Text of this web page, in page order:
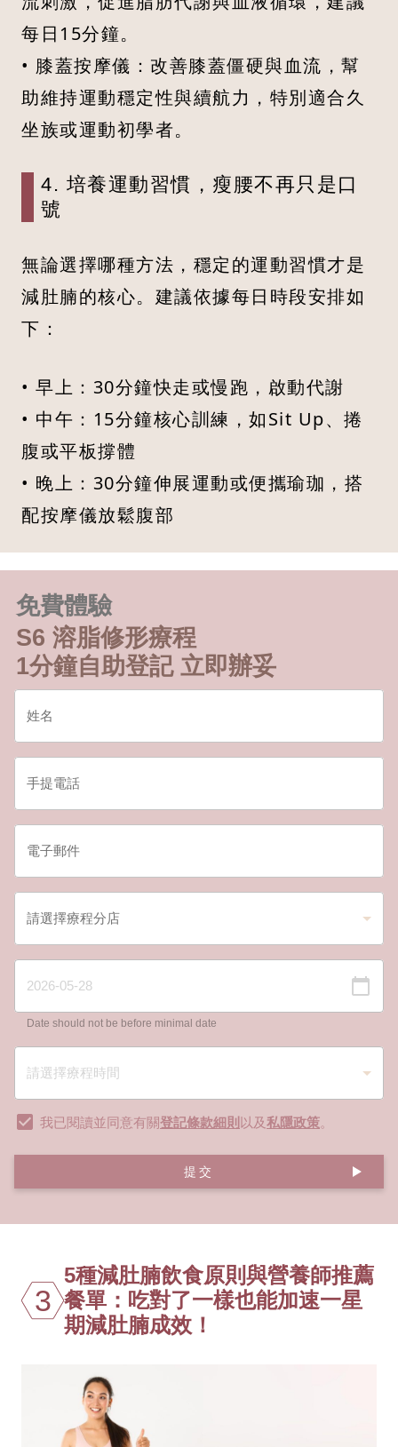
每日15分鐘。
• 膝蓋按摩儀：改善膝蓋僵硬與血流，幫
助維持運動穩定性與續航力，特別適合久
坐族或運動初學者。
4. 培養運動習慣，瘦腰不再只是口
號
無論選擇哪種方法，穩定的運動習慣才是
減肚腩的核心。建議依據每日時段安排如
下：
• 早上：30分鐘快走或慢跑，啟動代謝
• 中午：15分鐘核心訓練，如Sit Up、捲
腹或平板撐體
• 晚上：30分鐘伸展運動或便攜瑜珈，搭
配按摩儀放鬆腹部
免費體驗
S6 溶脂修形療程
1分鐘自助登記 立即辦妥
Date should not be before minimal date
我已閱讀並同意有關登記條款細則 以及私隱政策。
提交
3
5種減肚腩飲食原則與營養師推薦
餐單：吃對了一樣也能加速一星
期減肚腩成效！